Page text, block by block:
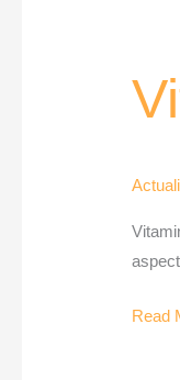
C,
piele
–
Read